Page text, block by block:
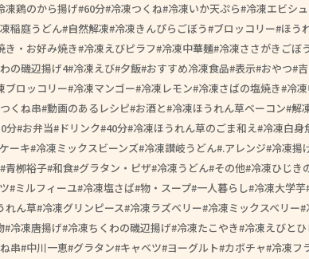
凍鶏のから揚げ 60分 冷凍つくね 冷凍いか天ぷら 冷凍エビシ
稲庭うどん 自然解凍 冷凍きんぴらごぼう ブロッコリー ほう
き・お好み焼き 冷凍えびピラフ 冷凍中華麺 冷凍ささがきごぼ
の磯辺揚げ4 冷凍えび 夕飯 おすすめ冷凍食品 表示 おやつ
ブロッコリー 冷凍マンゴー 冷凍レモン 冷凍さばの塩焼き 冷
くね串 動画のあるレシピ お酒と 冷凍ほうれん草ベーコン 解
分 お弁当 ドリンク 40分 冷凍ほうれん草のごま和え 冷凍白身
ーキ 冷凍ミックスビーンズ 冷凍讃岐うどん .アレンジ 冷凍揚
青栁裕子 和食 グラタン・ピザ 冷凍うどん その他 冷凍ひじき
ミルフィーユ 冷凍塩さば 物・スープ 一人暮らし 冷凍大学芋
れん草 冷凍グリンピース 冷凍ラズベリー 冷凍ミックスベリー
冷凍唐揚げ 冷凍ちくわの磯辺揚げ 冷凍たこやき 冷凍えびと
串 中川一恵 グラタン キャベツ ヨーグルト カボチャ 冷凍フ